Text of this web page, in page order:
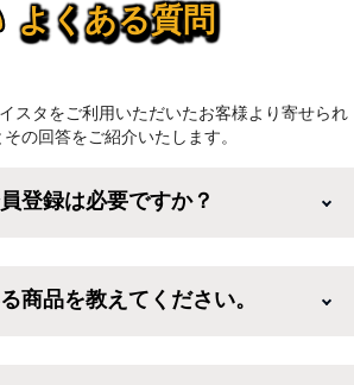
よくある質問
スタをご利用いただいたお客様より寄せられ
の回答をご紹介いたします。
登録は必要ですか？
てもカートに商品を入れた後、ログイ
商品を教えてください。